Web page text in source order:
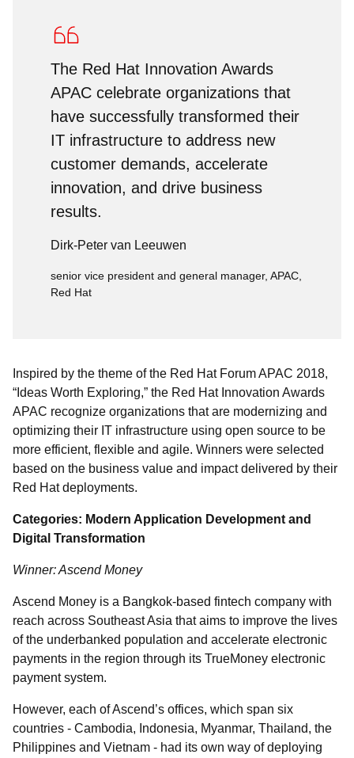
The Red Hat Innovation Awards
APAC celebrate organizations that
have successfully transformed their
IT infrastructure to address new
customer demands, accelerate
innovation, and drive business
results.
Dirk-Peter van Leeuwen
senior vice president and general manager, APAC,
Red Hat
Inspired by the theme of the Red Hat Forum APAC 2018,
“Ideas Worth Exploring,” the Red Hat Innovation Awards
APAC recognize organizations that are modernizing and
optimizing their IT infrastructure using open source to be
more efficient, flexible and agile. Winners were selected
based on the business value and impact delivered by their
Red Hat deployments.
Categories: Modern Application Development and
Digital Transformation
Winner: Ascend Money
Ascend Money is a Bangkok-based fintech company with
reach across Southeast Asia that aims to improve the lives
of the underbanked population and accelerate electronic
payments in the region through its TrueMoney electronic
payment system.
However, each of Ascend’s offices, which span six
countries - Cambodia, Indonesia, Myanmar, Thailand, the
Philippines and Vietnam - had its own way of deploying